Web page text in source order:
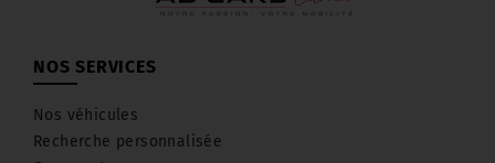
NOS SERVICES
Nos véhicules
Recherche personnalisée